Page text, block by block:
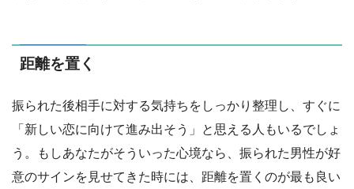
距離を置く
振られた後相手に対する気持ちをしっかり整理し、すぐに
「新しい恋に向けて進み出そう」と思える人もいるでしょ
う。もしあなたがそういった心境なら、振られた男性が好
意のサインを見せてきた時には、距離を置くのが最も良い